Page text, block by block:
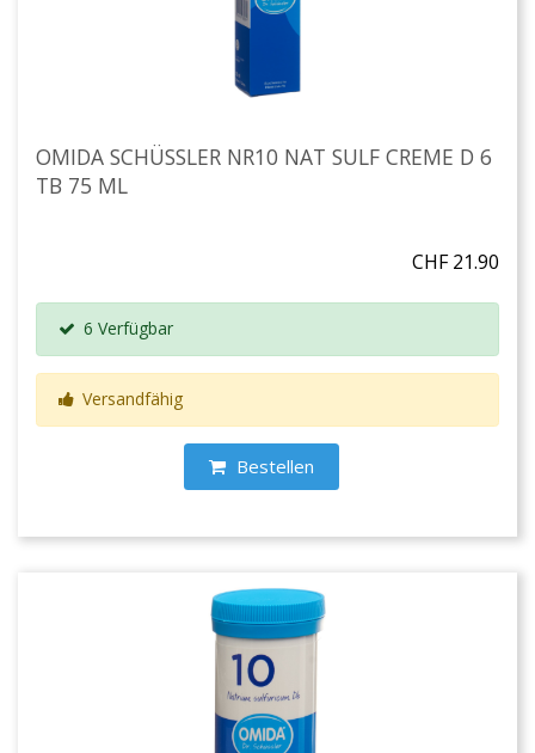
OMIDA SCHÜSSLER NR10 NAT SULF CREME D 6
TB 75 ML
CHF 21.90
6 Verfügbar
Versandfähig
Bestellen